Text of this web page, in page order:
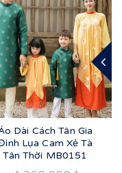
Dài Cách Tân Gia
Lụa Cam Xẻ Tà
Tân Thời MB0151